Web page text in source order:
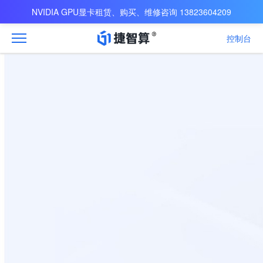
NVIDIA GPU显卡租赁、购买、维修咨询 13823604209
控制台